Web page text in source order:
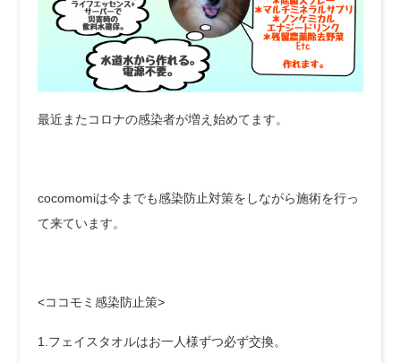
最近またコロナの感染者が増え始めてます。
cocomomiは今までも感染防止対策をしながら施術を行っ
て来ています。
<ココモミ感染防止策>
1.フェイスタオルはお一人様ずつ必ず交換。